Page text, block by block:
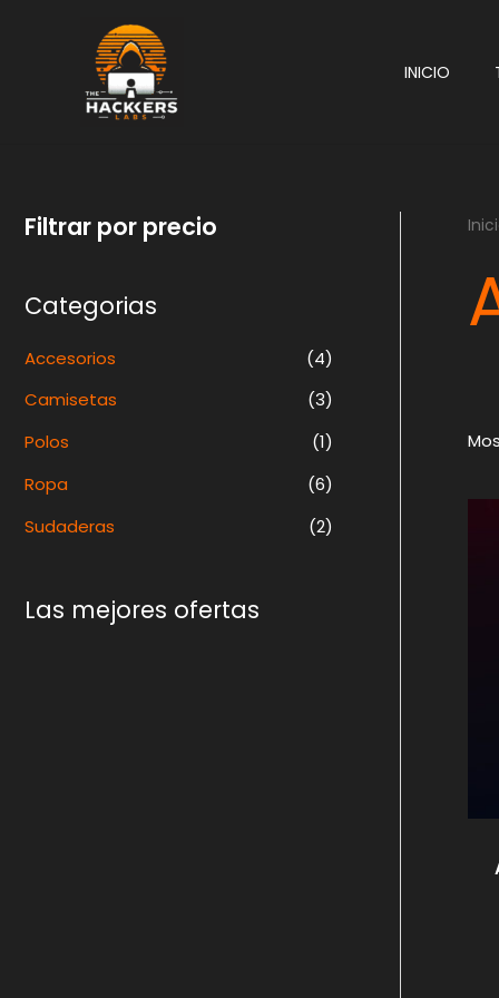
INICIO
Filtrar por precio
Categorias
Accesorios
(4)
Camisetas
(3)
Polos
(1)
Ropa
(6)
Sudaderas
(2)
Las mejores ofertas